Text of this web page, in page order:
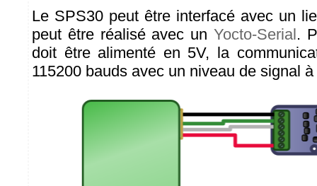
Le SPS30 peut être interfacé avec un
peut être réalisé avec un Yocto-Serial.
doit être alimenté en 5V, la
115200 bauds avec un niveau de signal